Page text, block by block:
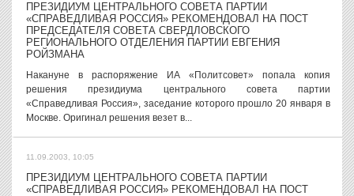
ПРЕЗИДИУМ ЦЕНТРАЛЬНОГО СОВЕТА ПАРТИИ
«СПРАВЕДЛИВАЯ РОССИЯ» РЕКОМЕНДОВАЛ НА ПОСТ
ПРЕДСЕДАТЕЛЯ СОВЕТА СВЕРДЛОВСКОГО
РЕГИОНАЛЬНОГО ОТДЕЛЕНИЯ ПАРТИИ ЕВГЕНИЯ
РОЙЗМАНА
Накануне в распоряжение ИА «Политсовет» попала копия
решения президиума центрального совета партии
«Справедливая Россия», заседание которого прошло 20 января в
Москве. Оригинал решения везет в...
11.09.2003, 10:05
ПРЕЗИДИУМ ЦЕНТРАЛЬНОГО СОВЕТА ПАРТИИ
«СПРАВЕДЛИВАЯ РОССИЯ» РЕКОМЕНДОВАЛ НА ПОСТ